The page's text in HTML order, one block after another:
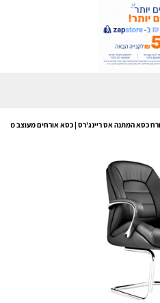
כסא המתנה אס ריינג'רס | כסא אורחים מעוצב